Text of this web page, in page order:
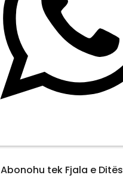
Abonohu tek Fjala e Ditës